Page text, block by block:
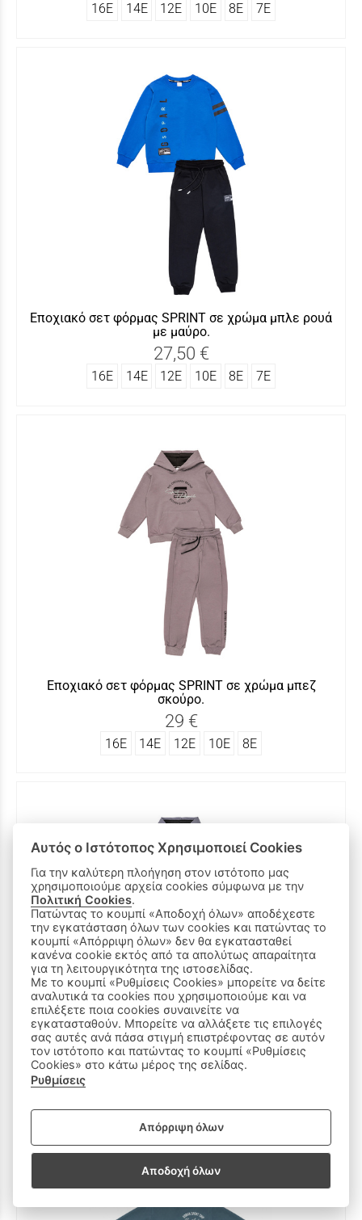
16Ε 14Ε 12Ε 10Ε 8Ε 7Ε
Εποχιακό σετ φόρμας SΡRINT σε χρώμα μπλε ρουά
με μαύρο.
27,50 €
16Ε 14Ε 12Ε 10Ε 8Ε 7Ε
Εποχιακό σετ φόρμας SΡRINT σε χρώμα μπεζ
σκούρο.
29 €
16Ε 14Ε 12Ε 10Ε 8Ε
Εποχιακό σετ φόρμας SΡRINT σε χρώμα γκρι.
29 €
Αυτός ο Ιστότοπος Χρησιμοποιεί Cookies
Για την καλύτερη πλοήγηση στον ιστότοπο μας
χρησιμοποιούμε αρχεία cookies σύμφωνα με την
Πολιτική Cookies.
Πατώντας το κουμπί «Αποδοχή όλων» αποδέχεστε
την εγκατάσταση όλων των cookies και πατώντας το
κουμπί «Απόρριψη όλων» δεν θα εγκατασταθεί
κανένα cookie εκτός από τα απολύτως απαραίτητα
για τη λειτουργικότητα της ιστοσελίδας.
Με το κουμπί «Ρυθμίσεις Cookies» μπορείτε να δείτε
αναλυτικά τα cookies που χρησιμοποιούμε και να
επιλέξετε ποια cookies συναινείτε να
εγκατασταθούν. Μπορείτε να αλλάξετε τις επιλογές
σας αυτές ανά πάσα στιγμή επιστρέφοντας σε αυτόν
τον ιστότοπο και πατώντας το κουμπί «Ρυθμίσεις
Cookies» στο κάτω μέρος της σελίδας.
Ρυθμίσεις
Απόρριψη όλων
Αποδοχή όλων